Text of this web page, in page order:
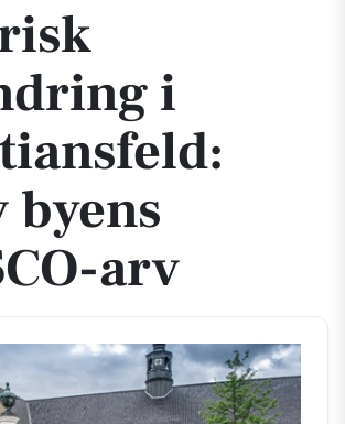
i
byens
arv